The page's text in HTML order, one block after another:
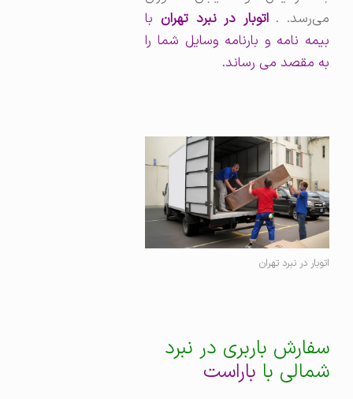
می‌رسد. .اتوبار در نبرد تهرانبا
بیمه نامه و بارنامه وسایل شما را
به مقصد می رساند.
اتوبار در نبرد تهران
سفارش باربری در نبرد
شمالی با باراست